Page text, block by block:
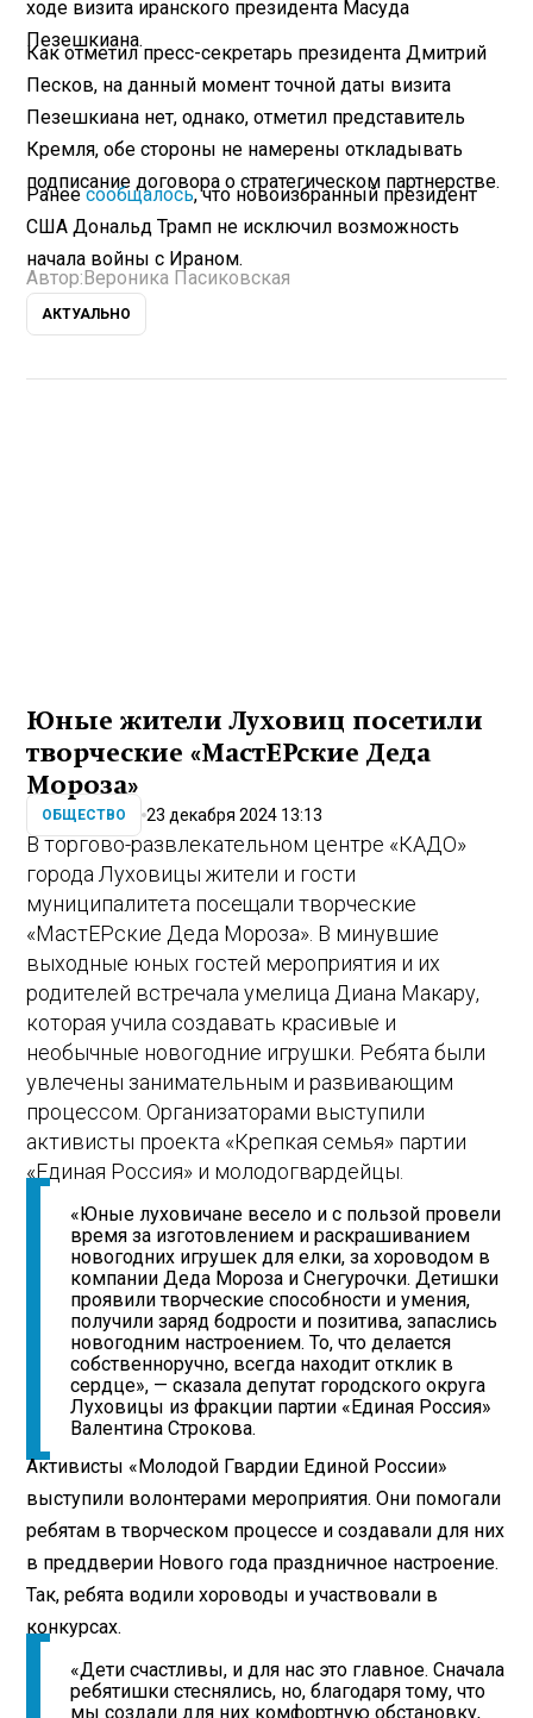
ходе визита иранского президента Масуда
Пезешкиана.
Как отметил пресс-секретарь президента Дмитрий
Песков, на данный момент точной даты визита
Пезешкиана нет, однако, отметил представитель
Кремля, обе стороны не намерены откладывать
подписание договора о стратегическом партнерстве.
Ранеесообщалось, что новоизбранный президент
США Дональд Трамп не исключил возможность
начала войны с Ираном.
Автор: Вероника Пасиковская
АКТУАЛЬНО
Юные жители Луховиц посетили
творческие «МастЕРские Деда
Мороза»
ОБЩЕСТВО 23 декабря 2024 13:13
В торгово-развлекательном центре «КАДО»
города Луховицы жители и гости
муниципалитета посещали творческие
«МастЕРские Деда Мороза». В минувшие
выходные юных гостей мероприятия и их
родителей встречала умелица Диана Макару,
которая учила создавать красивые и
необычные новогодние игрушки. Ребята были
увлечены занимательным и развивающим
процессом. Организаторами выступили
активисты проекта «Крепкая семья» партии
«Единая Россия» и молодогвардейцы.
«Юные луховичане весело и с пользой провели
время за изготовлением и раскрашиванием
новогодних игрушек для елки, за хороводом в
компании Деда Мороза и Снегурочки. Детишки
проявили творческие способности и умения,
получили заряд бодрости и позитива, запаслись
новогодним настроением. То, что делается
собственноручно, всегда находит отклик в
сердце», — сказала депутат городского округа
Луховицы из фракции партии «Единая Россия»
Валентина Строкова.
Активисты «Молодой Гвардии Единой России»
выступили волонтерами мероприятия. Они помогали
ребятам в творческом процессе и создавали для них
в преддверии Нового года праздничное настроение.
Так, ребята водили хороводы и участвовали в
конкурсах.
«Дети счастливы, и для нас это главное. Сначала
ребятишки стеснялись, но, благодаря тому, что
мы создали для них комфортную обстановку,